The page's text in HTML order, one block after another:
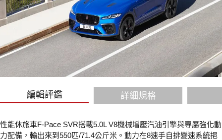
編輯評鑑 詳細規格
性能休旅車F-Pace SVR搭載5.0L V8機械增壓汽油引擎與專屬強化動
力配備，輸出來到550匹/71.4公斤米。動力在8速手自排變速系統挹